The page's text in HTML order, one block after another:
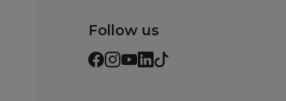
Follow us